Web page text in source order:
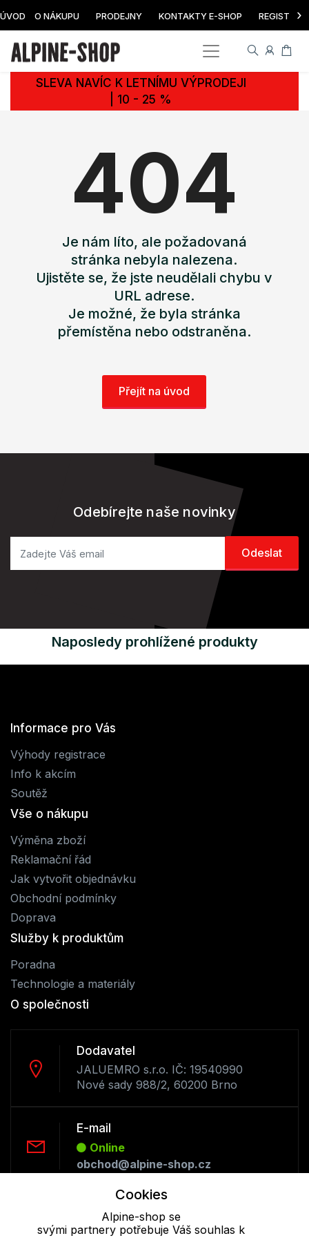
ÚVOD O NÁKUPU PRODEJNY KONTAKTY E-SHOP ›
SLEVA NAVÍC K LETNÍMU VÝPRODEJI
| 10 - 25 %
404
Je nám líto, ale požadovaná
stránka nebyla nalezena.
Ujistěte se, že jste neudělali chybu v
URL adrese.
Je možné, že byla stránka
přemístěna nebo odstraněna.
Přejít na úvod
Odebírejte naše novinky
Naposledy prohlížené produkty
Informace pro Vás
Výhody registrace
Info k akcím
Soutěž
Vše o nákupu
Výměna zboží
Reklamační řád
Jak vytvořit objednávku
Obchodní podmínky
Doprava
Služby k produktům
Poradna
Technologie a materiály
O společnosti
Dodavatel
JALUEMRO s.r.o. IČ: 19540990
Nové sady 988/2, 60200 Brno
E-mail
Online
obchod@alpine-shop.cz
Offline
Cookies
Alpine-shop se
svými partnery potřebuje Váš souhlas k